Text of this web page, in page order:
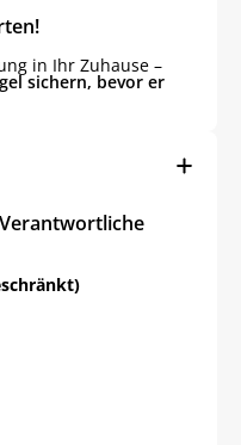
in Ihr Zuhause –
sichern, bevor er